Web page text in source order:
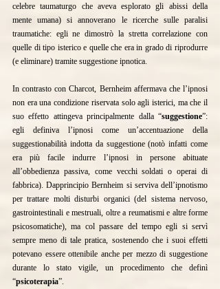
celebre taumaturgo che aveva esplorato gli abissi della
mente umana) si annoverano le ricerche sulle paralisi
traumatiche: egli ne dimostrò la stretta correlazione con
quelle di tipo isterico e quelle che era in grado di riprodurre
(e eliminare) tramite suggestione ipnotica.
In contrasto con Charcot, Bernheim affermava che l’ipnosi
non era una condizione riservata solo agli isterici, ma che il
suo effetto attingeva principalmente dalla “suggestione”:
egli definiva l’ipnosi come un’accentuazione della
suggestionabilità indotta da suggestione (notò infatti come
era più facile indurre l’ipnosi in persone abituate
all’obbedienza passiva, come vecchi soldati o operai di
fabbrica). Dapprincipio Bernheim si serviva dell’ipnotismo
per trattare molti disturbi organici (del sistema nervoso,
gastrointestinali e mestruali, oltre a reumatismi e altre forme
psicosomatiche), ma col passare del tempo egli si servì
sempre meno di tale pratica, sostenendo che i suoi effetti
potevano essere ottenibile anche per mezzo di suggestione
durante lo stato vigile, un procedimento che definì
“psicoterapia”.